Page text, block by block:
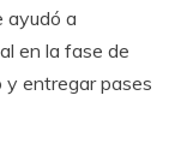
ayudó a
en la fase de
y entregar pases